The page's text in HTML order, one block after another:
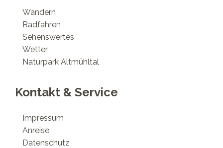
Wandern
Radfahren
Sehenswertes
Wetter
Naturpark Altmühltal
Kontakt & Service
Impressum
Anreise
Datenschutz